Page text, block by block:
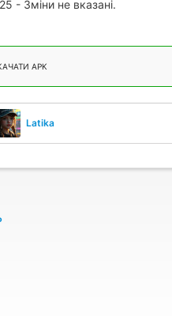
- Зміни не вказані.
APK
Latika